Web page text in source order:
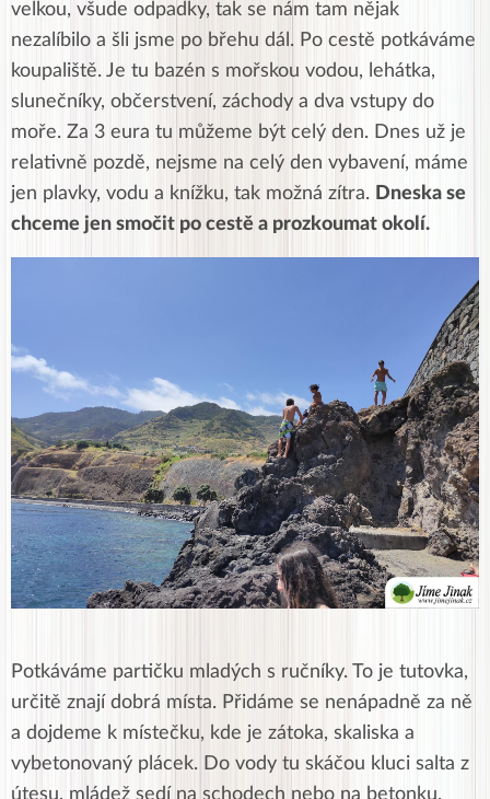
velkou, všude odpadky, tak se nám tam nějak
nezalíbilo a šli jsme po břehu dál. Po cestě potkáváme
koupaliště. Je tu bazén s mořskou vodou, lehátka,
slunečníky, občerstvení, záchody a dva vstupy do
moře. Za 3 eura tu můžeme být celý den. Dnes už je
relativně pozdě, nejsme na celý den vybavení, máme
jen plavky, vodu a knížku, tak možná zítra. Dneska se
chceme jen smočit po cestě a prozkoumat okolí.
Potkáváme partičku mladých s ručníky. To je tutovka,
určitě znají dobrá místa. Přidáme se nenápadně za ně
a dojdeme k místečku, kde je zátoka, skaliska a
vybetonovaný plácek. Do vody tu skáčou kluci salta z
útesu, mládež sedí na schodech nebo na betonku.